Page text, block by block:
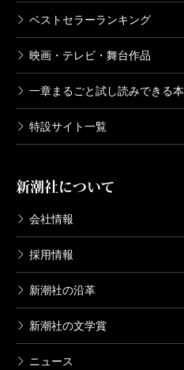
ベストセラーランキング
映画・テレビ・舞台作品
一章まるごと試し読みできる本
特設サイト一覧
新潮社について
会社情報
採用情報
新潮社の沿革
新潮社の文学賞
ニュース